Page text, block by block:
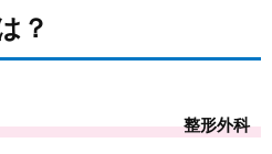
？
整形外科